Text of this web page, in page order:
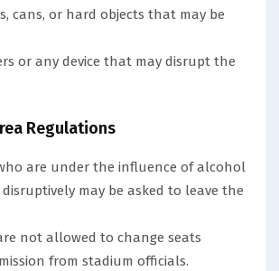
cans, or hard objects that may be
or any device that may disrupt the
Regulations
are under the influence of alcohol
may be asked to leave the
not allowed to change seats
from stadium officials.